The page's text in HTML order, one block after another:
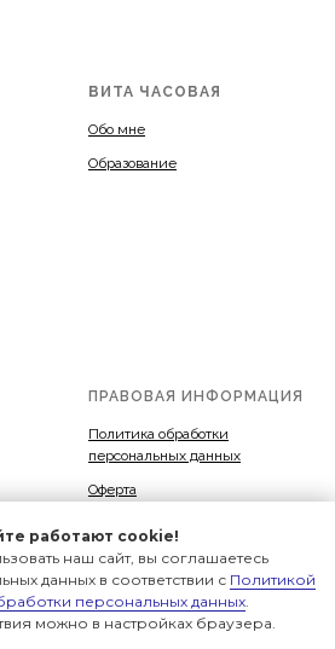
ВИТА ЧАСОВАЯ
Обо мне
Образование
ПРАВОВАЯ ИНФОРМАЦИЯ
Политика обработки
персональных данных
Оферта
работают cookie!
наш сайт, вы соглашаетесь
данных в соответствии с Политикой
персональных данных.
можно в настройках браузера.